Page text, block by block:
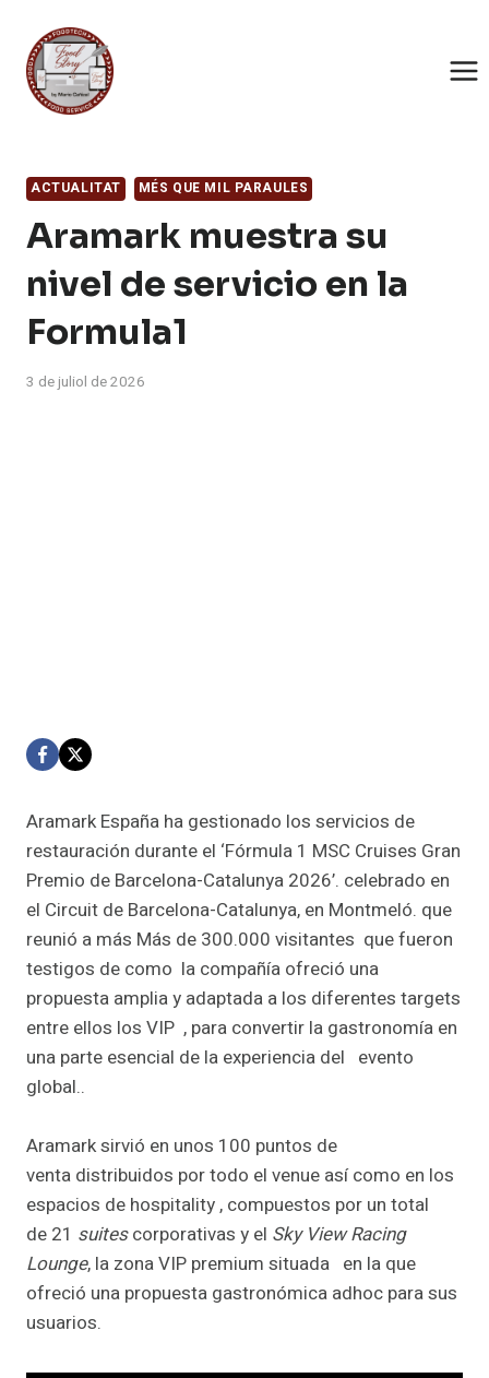
contingut
ACTUALITAT MÉS QUE MIL PARAULES
Aramark muestra su
nivel de servicio en la
Formula1
3 de juliol de 2026
Aramark España ha gestionado los servicios de
restauración durante el ‘Fórmula 1 MSC Cruises Gran
Premio de Barcelona-Catalunya 2026’. celebrado en
el Circuit de Barcelona-Catalunya, en Montmeló. que
reunió a más Más de 300.000 visitantes que fueron
testigos de como la compañía ofreció una
propuesta amplia y adaptada a los diferentes targets
entre ellos los VIP , para convertir la gastronomía en
una parte esencial de la experiencia del evento
global..
Aramark sirvió en unos 100 puntos de
venta distribuidos por todo el venue así como en los
espacios de hospitality , compuestos por un total
de 21 suitescorporativas y el Sky View Racing
Lounge, la zona VIP premium situada en la que
ofreció una propuesta gastronómica adhoc para sus
usuarios.